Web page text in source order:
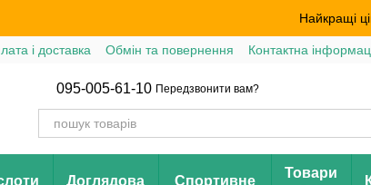
Найкращі
і доставка Обмін та повернення Контактна
095-005-61-10 Передзвонити вам?
Доглядова
Спортивне
Товари